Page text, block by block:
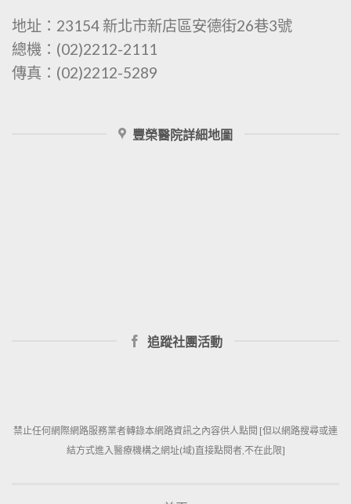
地址：23154 新北市新店區安德街26巷3號
總機：(02)2212-2111
傳真：(02)2212-5289
豐榮醫院詳細地圖
追蹤社團活動
禁止任何網際網路服務業者轉錄本網路資訊之內容供人點閱 [但以網路搜尋或連
結方式進入醫療機構之網址(域)直接點閱者,不在此限]